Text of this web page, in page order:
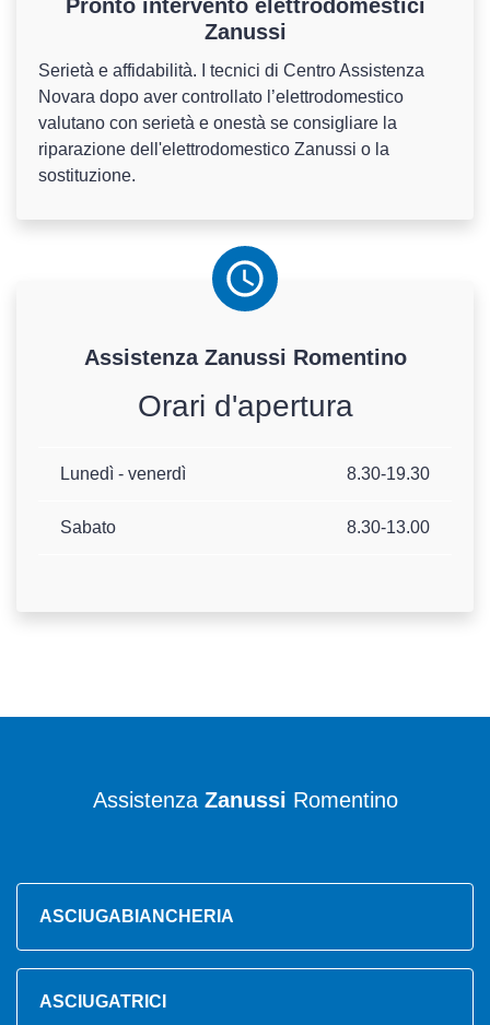
Pronto intervento elettrodomestici
Zanussi
Serietà e affidabilità. I tecnici di Centro Assistenza
Novara dopo aver controllato l’elettrodomestico
valutano con serietà e onestà se consigliare la
riparazione dell'elettrodomestico Zanussi o la
sostituzione.
Assistenza Zanussi Romentino
Orari d'apertura
Lunedì - venerdì 8.30-19.30
Sabato 8.30-13.00
Assistenza Zanussi Romentino
ASCIUGABIANCHERIA
ASCIUGATRICI